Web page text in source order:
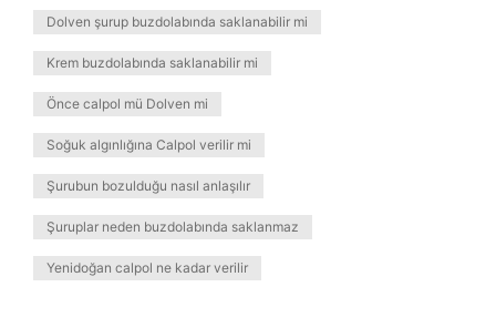
Dolven şurup buzdolabında saklanabilir mi
Krem buzdolabında saklanabilir mi
Önce calpol mü Dolven mi
Soğuk algınlığına Calpol verilir mi
Şurubun bozulduğu nasıl anlaşılır
Şuruplar neden buzdolabında saklanmaz
Yenidoğan calpol ne kadar verilir